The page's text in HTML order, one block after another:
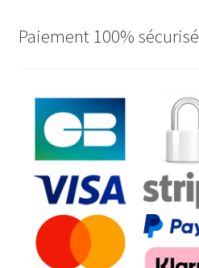
Paiement 100% sécurisé